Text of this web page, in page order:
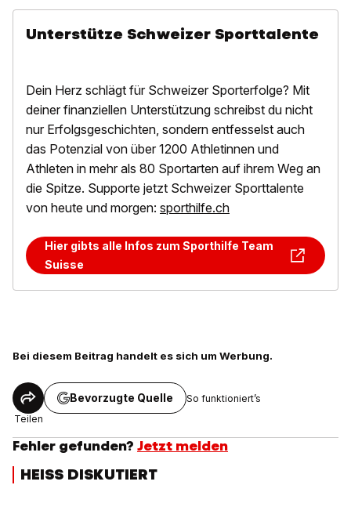
Unterstütze Schweizer Sporttalente
Dein Herz schlägt für Schweizer Sporterfolge? Mit
deiner finanziellen Unterstützung schreibst du nicht
nur Erfolgsgeschichten, sondern entfesselst auch
das Potenzial von über 1200 Athletinnen und
Athleten in mehr als 80 Sportarten auf ihrem Weg an
die Spitze. Supporte jetzt Schweizer Sporttalente
von heute und morgen: sporthilfe.ch
Hier gibts alle Infos zum Sporthilfe Team
Suisse
Bei diesem Beitrag handelt es sich um Werbung.
Teilen
Bevorzugte Quelle So funktioniert’s
Fehler gefunden? Jetzt melden
HEISS DISKUTIERT